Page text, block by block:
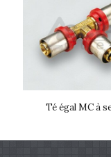
Té égal MC à